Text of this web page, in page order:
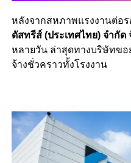
หลังจากสหภาพแรงงานต่อ
ดัสทรีส์ (ประเทศไทย) จำกัด
หลายวัน ล่าสุดทางบริษัทขอ
จ้างชั่วคราวทั้งโรงงาน